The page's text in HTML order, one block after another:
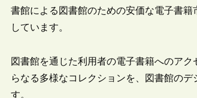
書館による図書館のための安価な電子書籍
しています。
図書館を通じた利用者の電子書籍へのア
らなる多様なコレクションを、図書館の
す。